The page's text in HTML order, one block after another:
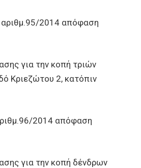
αριθμ.95/2014 απόφαση
για την κοπή τριών
Κριεζώτου 2, κατόπιν
2014 απόφαση
για την κοπή δένδρων